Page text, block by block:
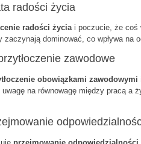
radości życia
radości życiai poczucie, że coś
dominować, co wpływa na
zawodowe
obowiązkami zawodowymi
na równowagę między pracą a